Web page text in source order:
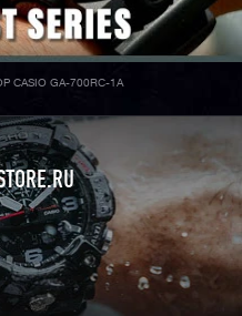
CASIO GA-700RC-1A